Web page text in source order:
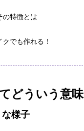
の特徴とは
でも作れる！
どういう意味
様子